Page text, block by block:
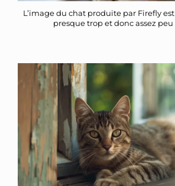
L’image du chat produite par Firefly
presque trop et donc assez